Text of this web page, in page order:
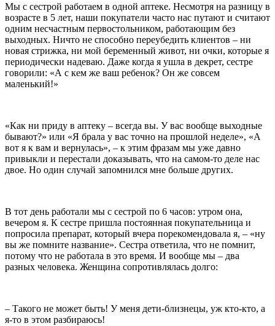
Мы с сестрой работаем в одной аптеке. Несмотря на разницу в
возрасте в 5 лет, наши покупатели часто нас путают и считают
одним несчастным первостольником, работающим без
выходных. Ничто не способно переубедить клиентов – ни
новая стрижка, ни мой беременный живот, ни очки, которые я
периодически надеваю. Даже когда я ушла в декрет, сестре
говорили: «А с кем же ваш ребенок? Он же совсем
маленький!»
«Как ни приду в аптеку – всегда вы. У вас вообще выходные
бывают?» или «Я брала у вас точно на прошлой неделе», «А
вот я к вам и вернулась», – к этим фразам мы уже давно
привыкли и перестали доказывать, что на самом-то деле нас
двое. Но один случай запомнился мне больше других.
В тот день работали мы с сестрой по 6 часов: утром она,
вечером я. К сестре пришла постоянная покупательница и
попросила препарат, который вчера порекомендовала я, – «ну
вы же помните название». Сестра ответила, что не помнит,
потому что не работала в это время. И вообще мы – два
разных человека. Женщина сопротивлялась долго:
– Такого не может быть! У меня дети-близнецы, уж кто-кто, а
я-то в этом разбираюсь!